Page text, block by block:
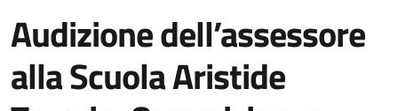
Audizione dell’assessore
alla Scuola Aristide